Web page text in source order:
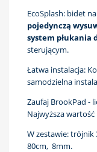
EcoSplash: bidet
pojedynczą
system płukania
sterującym.
Łatwa instalacja:
samodzielna
Zaufaj BrookPad -
Najwyższa
W zestawie:
80cm, 8mm.